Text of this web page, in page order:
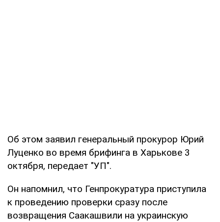
Об этом заявил генеральный прокурор Юрий
Луценко во время брифинга в Харькове 3
октября, передает "УП".
Он напомнил, что Генпрокуратура приступила
к проведению проверки сразу после
возвращения Саакашвили на украинскую